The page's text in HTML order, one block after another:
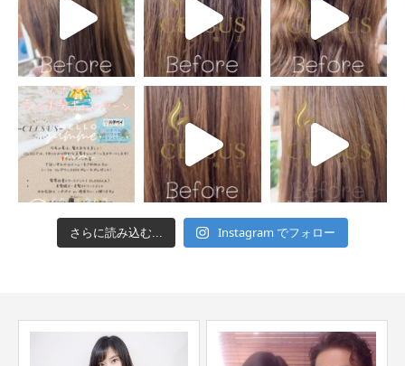
さらに読み込む... Instagram でフォロー